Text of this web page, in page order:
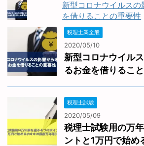
新型コロナウイルス
を借りることの重要性
税理士業全般
2020/05/10
新型コロナウイル
るお金を借りるこ
税理士試験
2020/05/09
税理士試験用の万
ントと1万円で始め